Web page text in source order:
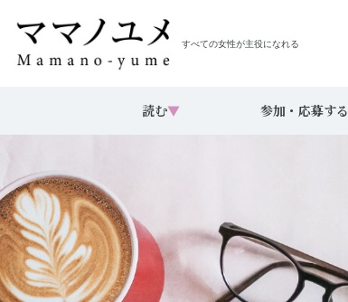
すべての女性が主役になれる
読む▼ 参加・応募する